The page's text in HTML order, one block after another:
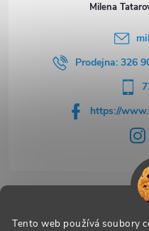
Tento web používá soubory
Milena
Prodejna: 326
https://
Užitečné odkazy